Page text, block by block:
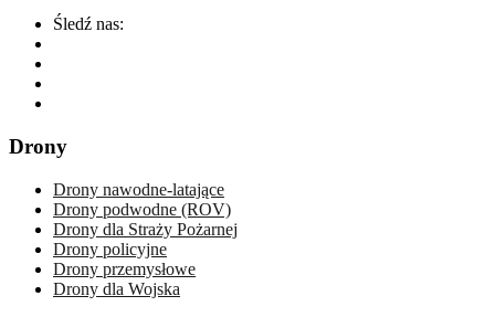
Śledź nas:
Drony
Drony nawodne-latające
Drony podwodne (ROV)
Drony dla Straży Pożarnej
Drony policyjne
Drony przemysłowe
Drony dla Wojska